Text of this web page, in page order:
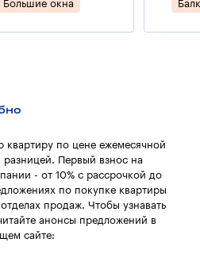
Большие окна
квартиру по цене ежемесячной
Первый взнос на
- от 10% с рассрочкой до
по покупке квартиры
продаж. Чтобы узнавать
анонсы предложений в
сайте: